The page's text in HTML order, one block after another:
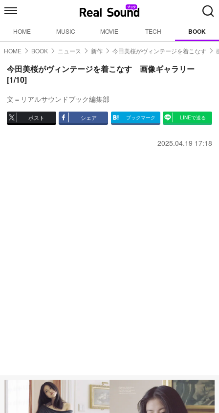
HOME MUSIC MOVIE TECH BOOK
HOME BOOK ニュース 新作 今田美桜がヴィンテージを着こなす
今田美桜がヴィンテージを着こなす 画像ギャラリー
[1/10]
文＝リアルサウンドブック編集部
ポスト シェア ブックマーク LINEで送る
2025.04.19 17:18